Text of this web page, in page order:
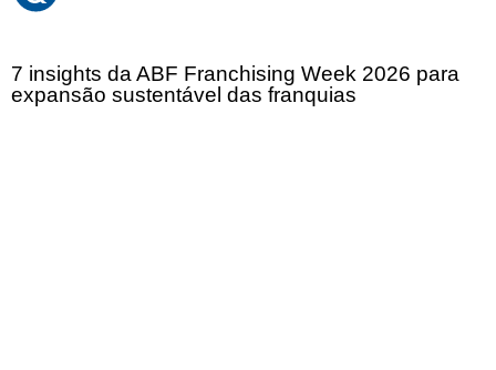
7 insights da ABF Franchising Week 2026 para
expansão sustentável das franquias